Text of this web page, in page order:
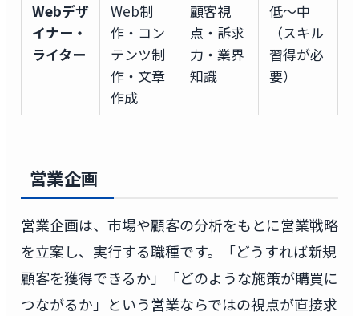
Webデザ
イナー・
ライター
Web制
作・コン
テンツ制
作・文章
作成
顧客視
点・訴求
力・業界
知識
低〜中
（スキル
習得が必
要）
営業企画
営業企画は、市場や顧客の分析をもとに営業戦略
を立案し、実行する職種です。「どうすれば新規
顧客を獲得できるか」「どのような施策が購買に
つながるか」という営業ならではの視点が直接求